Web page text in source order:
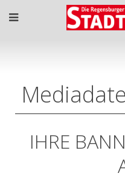
IHRE